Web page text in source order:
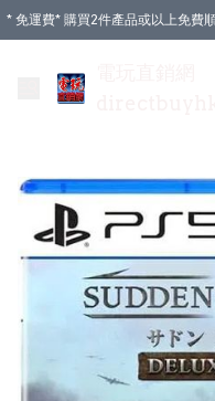
* 免運費* 購買2件產品或以上免費